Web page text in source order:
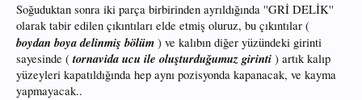
Soğuduktan sonra iki parça birbirinden ayrıldığında ''GRİ DELİK''
olarak tabir edilen çıkıntıları elde etmiş oluruz, bu çıkıntılar (
boydan boya delinmiş bölüm ) ve kalıbın diğer yüzündeki girinti
sayesinde ( tornavida ucu ile oluşturduğumuz girinti ) artık kalıp
yüzeyleri kapatıldığında hep aynı pozisyonda kapanacak, ve kayma
yapmayacak..